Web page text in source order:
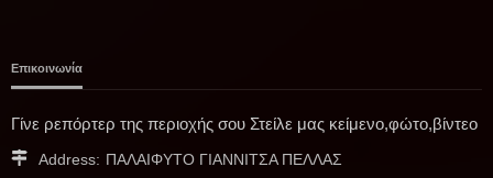
Επικοινωνία
Γίνε ρεπόρτερ της περιοχής σου Στείλε μας κείμενο,φώτο,βίντεο
Address: ΠΑΛΑΙΦΥΤΟ ΓΙΑΝΝΙΤΣΑ ΠΕΛΛΑΣ